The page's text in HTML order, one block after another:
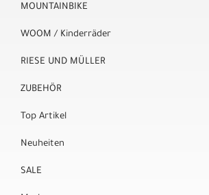
MOUNTAINBIKE
WOOM / Kinderräder
RIESE UND MÜLLER
ZUBEHÖR
Top Artikel
Neuheiten
SALE